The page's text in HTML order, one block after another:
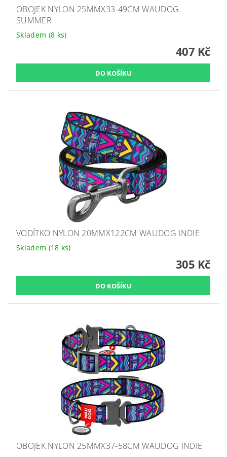
OBOJEK NYLON 25MMX33-49CM WAUDOG
SUMMER
Skladem (8 ks)
407 Kč
VODÍTKO NYLON 20MMX122CM WAUDOG INDIE
Skladem (18 ks)
305 Kč
OBOJEK NYLON 25MMX37-58CM WAUDOG INDIE